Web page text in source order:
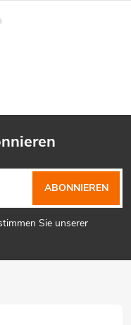
Sie unserer
ABONNIEREN